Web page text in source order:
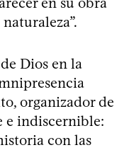
Dios en la
organizador de
e indiscernible:
con las